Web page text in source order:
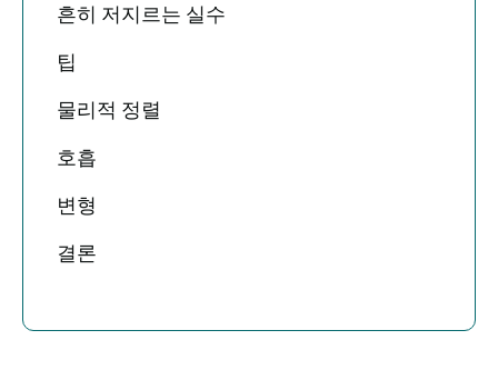
흔히 저지르는 실수
팁
물리적 정렬
호흡
변형
결론